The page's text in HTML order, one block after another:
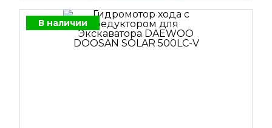
В наличии